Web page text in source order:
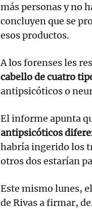
más personas y no
concluyen que se
esos productos.
A los forenses les
cabello de cuatro
antipsicóticos o
El informe apunta
antipsicóticos
habría ingerido los
otros dos estarían
Este mismo lunes,
de Rivas a firmar,